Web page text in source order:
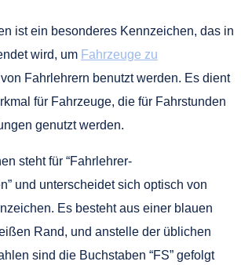
ist ein besonderes Kennzeichen, das in
wird, um Fahrzeuge zu
Fahrlehrern benutzt werden. Es dient
für Fahrzeuge, die für Fahrstunden
genutzt werden.
steht für “Fahrlehrer-
und unterscheidet sich optisch von
Es besteht aus einer blauen
Rand, und anstelle der üblichen
sind die Buchstaben “FS” gefolgt